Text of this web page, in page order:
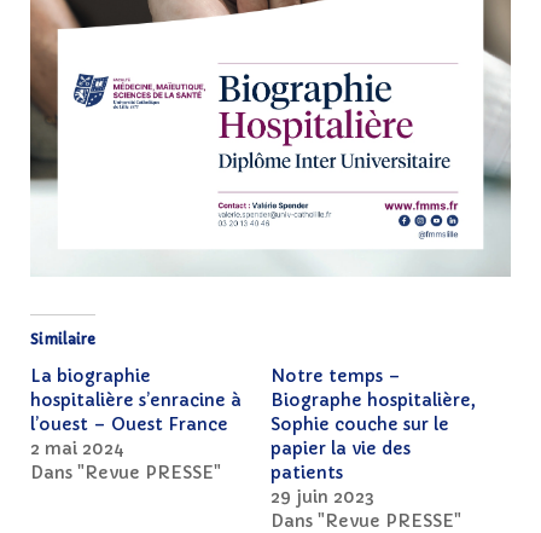
Similaire
La biographie
hospitalière s’enracine à
l’ouest – Ouest France
2 mai 2024
Dans "Revue PRESSE"
Notre temps –
Biographe hospitalière,
Sophie couche sur le
papier la vie des
patients
29 juin 2023
Dans "Revue PRESSE"